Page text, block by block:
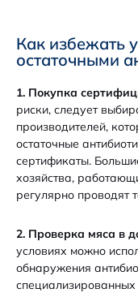
Как избежать
остаточными
1. Покупка
риски, следует
производителей,
остаточные
сертификаты.
хозяйства,
регулярно проводят
2. Проверка мяса в
условиях можно
обнаружения
специализированных